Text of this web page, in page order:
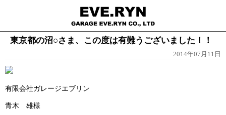
東京都の沼○さま、この度は有難うございました！！
2014年07月11日
有限会社ガレージエブリン
青木 雄様